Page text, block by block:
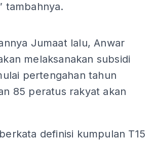
tambahnya.
Jumaat lalu, Anwar
melaksanakan subsidi
pertengahan tahun
85 peratus rakyat akan
definisi kumpulan T15